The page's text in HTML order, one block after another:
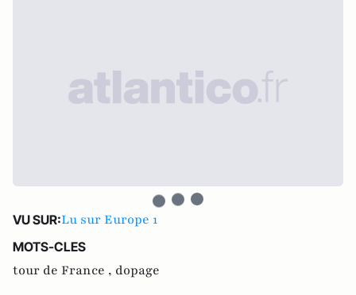
VU SUR:Lu sur Europe 1
MOTS-CLES
tour de France , dopage